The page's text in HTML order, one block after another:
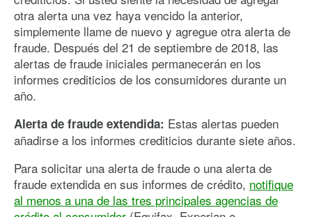
otra alerta una vez haya vencido la anterior,
simplemente llame de nuevo y agregue otra alerta de
fraude. Después del 21 de septiembre de 2018, las
alertas de fraude iniciales permanecerán en los
informes crediticios de los consumidores durante un
año.
Alerta de fraude extendida: Estas alertas pueden
añadirse a los informes crediticios durante siete años.
Para solicitar una alerta de fraude o una alerta de
fraude extendida en sus informes de crédito, notifique
al menos a una de las tres principales agencias de